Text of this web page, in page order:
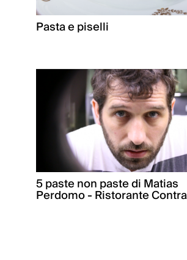
Pasta e piselli
5 paste non paste di Matias
Perdomo - Ristorante